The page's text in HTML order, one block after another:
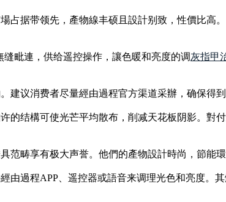
占据带领先，產物線丰硕且設計别致，性價比高
毗連，供给遥控操作，讓色暖和亮度的调灰指甲
建议消费者尽量經由過程官方渠道采辦，确保得到
的结構可使光芒平均散布，削减天花板阴影。對
范畴享有极大声誉。他們的產物設計時尚，節能環
由過程APP、遥控器或語音来调理光色和亮度。